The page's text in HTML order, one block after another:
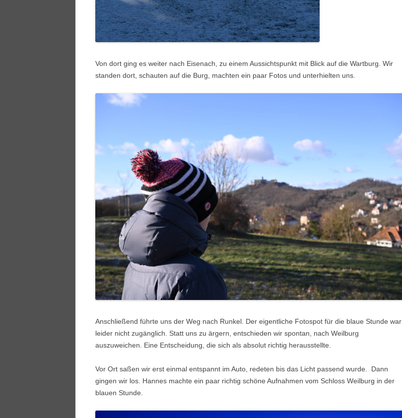
Von dort ging es weiter nach Eisenach , zu einem Aussichtspunkt mit Blick auf die Wartburg . Wir
standen dort, schauten auf die Burg, machten ein paar Fotos und unterhielten uns.
Anschließend führte uns der Weg nach Runkel. Der eigentliche Fotospot für die blaue Stunde war
leider nicht zugänglich. Statt uns zu ärgern, entschieden wir spontan, nach Weilburg
auszuweichen. Eine Entscheidung, die sich als absolut richtig herausstellte.
Vor Ort saßen wir erst einmal entspannt im Auto, redeten bis das Licht passend wurde. Dann
gingen wir los. Hannes machte ein paar richtig schöne Aufnahmen vom Schloss Weilburg in der
blauen Stunde.